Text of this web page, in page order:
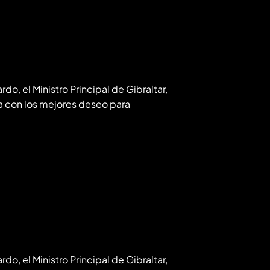
el Ministro Principal de Gibraltar,
los mejores deseo para
el Ministro Principal de Gibraltar,